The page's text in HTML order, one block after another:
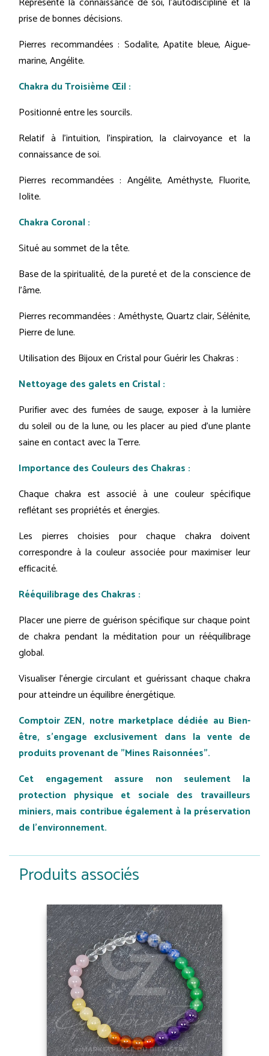
prise de bonnes décisions.
Pierres recommandées : Sodalite, Apatite bleue, Aigue-
marine, Angélite.
Chakra du Troisième Œil :
Positionné entre les sourcils.
Relatif à l'intuition, l'inspiration, la clairvoyance et la
connaissance de soi.
Pierres recommandées : Angélite, Améthyste, Fluorite,
Iolite.
Chakra Coronal :
Situé au sommet de la tête.
Base de la spiritualité, de la pureté et de la conscience de
l'âme.
Pierres recommandées : Améthyste, Quartz clair, Sélénite,
Pierre de lune.
Utilisation des Bijoux en Cristal pour Guérir les Chakras :
Nettoyage des galets en Cristal :
Purifier avec des fumées de sauge, exposer à la lumière
du soleil ou de la lune, ou les placer au pied d’une plante
saine en contact avec la Terre.
Importance des Couleurs des Chakras :
Chaque chakra est associé à une couleur spécifique
reflétant ses propriétés et énergies.
Les pierres choisies pour chaque chakra doivent
correspondre à la couleur associée pour maximiser leur
efficacité.
Rééquilibrage des Chakras :
Placer une pierre de guérison spécifique sur chaque point
de chakra pendant la méditation pour un rééquilibrage
global.
Visualiser l'énergie circulant et guérissant chaque chakra
pour atteindre un équilibre énergétique.
Comptoir ZEN, notre marketplace dédiée au Bien-
être, s'engage exclusivement dans la vente de
produits provenant de "Mines Raisonnées".
Cet engagement assure non seulement la
protection physique et sociale des travailleurs
miniers, mais contribue également à la préservation
de l'environnement.
Produits associés